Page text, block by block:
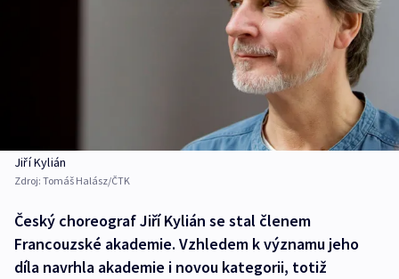
Jiří Kylián
Zdroj: Tomáš Halász/ČTK
Český choreograf Jiří Kylián se stal členem
Francouzské akademie. Vzhledem k významu jeho
díla navrhla akademie i novou kategorii, totiž